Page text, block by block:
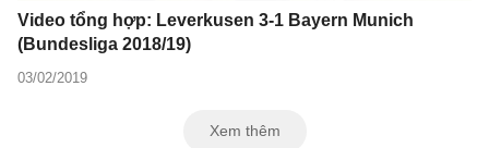
Video tổng hợp: Leverkusen 3-1 Bayern Munich
(Bundesliga 2018/19)
03/02/2019
Xem thêm